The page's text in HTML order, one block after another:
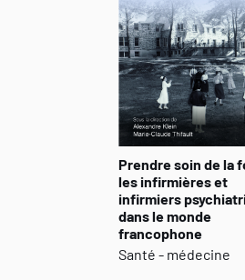
Prendre soin de la
les infirmières et
infirmiers
dans le monde
francophone
Santé - médecine